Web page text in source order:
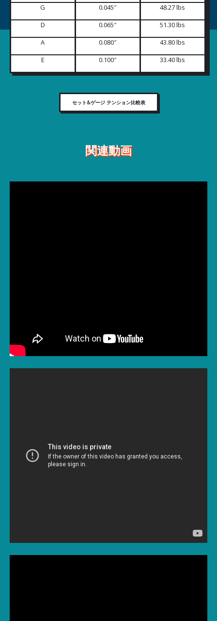
G
0.045″
48.27 lbs
D
0.065″
51.30 lbs
A
0.080″
43.80 lbs
E
0.100″ 33.40 lbs
セット&ゲージ テンション比較表
関連動画